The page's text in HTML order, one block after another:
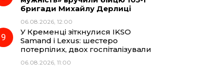
бригади Михайлу Дерлиці
06.08.2026, 12:00
У Кременці зіткнулися IKSO
Samand і Lexus: шестеро
потерпілих, двох госпіталізували
06.08.2026, 11:00